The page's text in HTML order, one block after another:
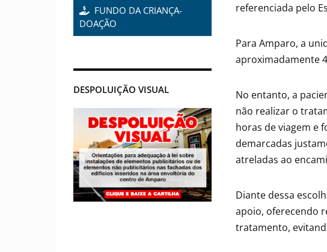
FUNDO DA CRIANÇA-
DOAÇÃO
DESPOLUIÇÃO VISUAL
referenciada pelo
Para Amparo, a
aproximadamente
No entanto, a
não realizar o
horas de viagem e
demarcadas
atreladas ao
Diante dessa
apoio, oferecendo
tratamento,